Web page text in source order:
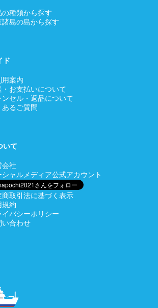
の種類から探す
諸島の島から探す
ド
用案内
・お支払いについて
ンセル・返品について
あるご質問
いて
会社
シャルメディア公式アカウント
商取引法に基づく表示
規約
イバシーポリシー
い合わせ